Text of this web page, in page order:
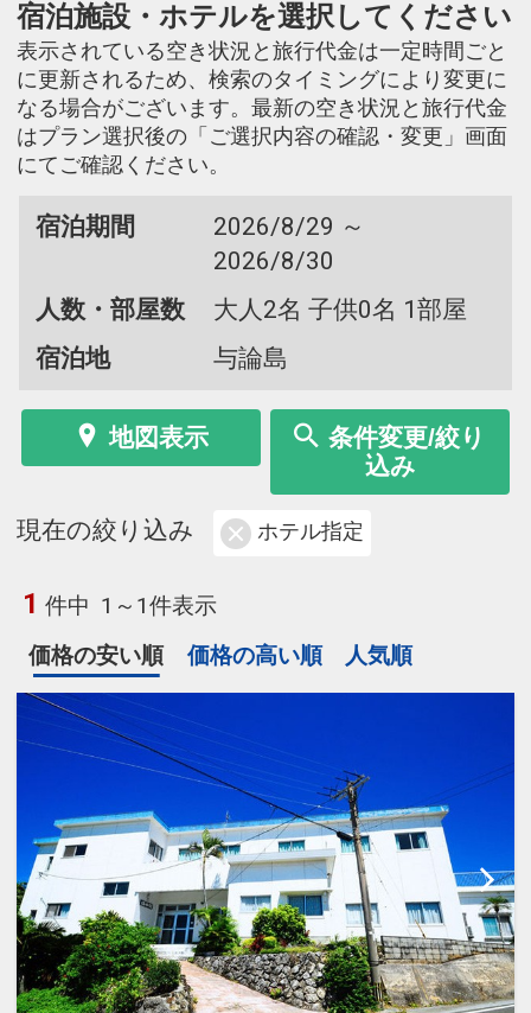
宿泊施設・ホテルを選択してください
表示されている空き状況と旅行代金は一定時間ごと
に更新されるため、検索のタイミングにより変更に
なる場合がございます。最新の空き状況と旅行代金
はプラン選択後の「ご選択内容の確認・変更」画面
にてご確認ください。
宿泊期間
2026/8/29 ～
2026/8/30
人数・部屋数
大人2名 子供0名 1部屋
宿泊地
与論島
地図表示
条件変更/絞り
込み
現在の絞り込み ホテル指定
1 件中 1～1件表示
価格の安い順
価格の高い順 人気順